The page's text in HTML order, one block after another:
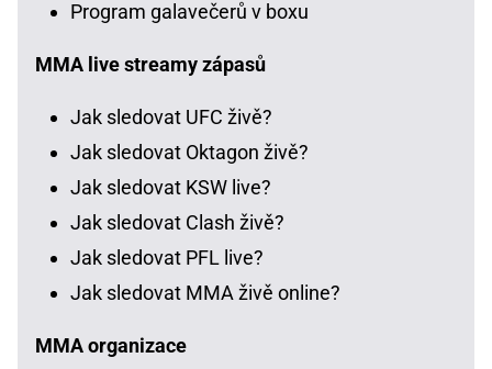
Program galavečerů v boxu
MMA live streamy zápasů
Jak sledovat UFC živě?
Jak sledovat Oktagon živě?
Jak sledovat KSW live?
Jak sledovat Clash živě?
Jak sledovat PFL live?
Jak sledovat MMA živě online?
MMA organizace